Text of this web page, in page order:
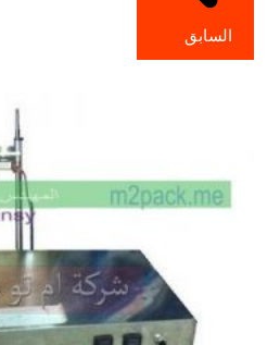
السابق